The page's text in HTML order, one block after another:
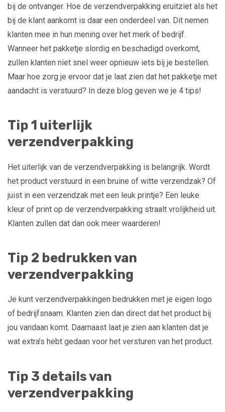
bij de ontvanger. Hoe de verzendverpakking eruitziet als het
bij de klant aankomt is daar een onderdeel van. Dit nemen
klanten mee in hun mening over het merk of bedrijf.
Wanneer het pakketje slordig en beschadigd overkomt,
zullen klanten niet snel weer opnieuw iets bij je bestellen.
Maar hoe zorg je ervoor dat je laat zien dat het pakketje met
aandacht is verstuurd? In deze blog geven we je 4 tips!
Tip 1 uiterlijk
verzendverpakking
Het uiterlijk van de verzendverpakking is belangrijk. Wordt
het product verstuurd in een bruine of witte verzendzak? Of
juist in een verzendzak met een leuk printje? Een leuke
kleur of print op de verzendverpakking straalt vrolijkheid uit.
Klanten zullen dat dan ook meer waarderen!
Tip 2 bedrukken van
verzendverpakking
Je kunt verzendverpakkingen bedrukken met je eigen logo
of bedrijfsnaam. Klanten zien dan direct dat het product bij
jou vandaan komt. Daarnaast laat je zien aan klanten dat je
wat extra’s hebt gedaan voor het versturen van het product.
Tip 3 details van
verzendverpakking